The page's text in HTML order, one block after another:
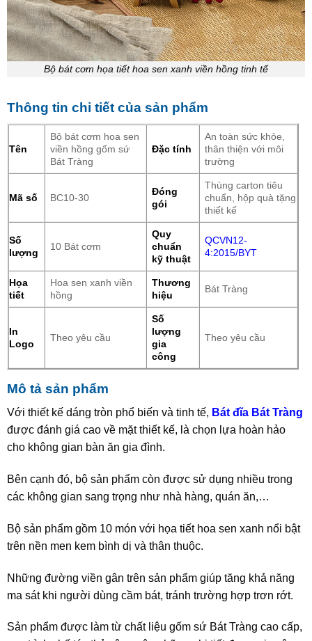
Bộ bát cơm họa tiết hoa sen xanh viền hồng tinh tế
Thông tin chi tiết của sản phẩm
Tên
Bộ bát cơm hoa sen
viền hồng gốm sứ
Bát Tràng
Đặc tính
An toàn sức khỏe,
thân thiện với môi
trường
Mã số BC10-30
Đóng
gói
Thùng carton tiêu
chuẩn, hộp quà tặng
thiết kế
Số
lượng
10 Bát cơm
Quy
chuẩn
kỹ thuật
QCVN12-
4:2015/BYT
Họa
tiết
Hoa sen xanh viền
hồng
Thương
hiệu
Bát Tràng
In
Logo
Theo yêu cầu
Số
lượng
gia
công
Theo yêu cầu
Mô tả sản phẩm
Với thiết kế dáng tròn phổ biến và tinh tế, Bát đĩa Bát Tràng
được đánh giá cao về mặt thiết kế, là chọn lựa hoàn hảo
cho không gian bàn ăn gia đình.
Bên cạnh đó, bộ sản phẩm còn được sử dụng nhiều trong
các không gian sang trọng như nhà hàng, quán ăn,…
Bộ sản phẩm gồm 10 món với họa tiết hoa sen xanh nổi bật
trên nền men kem bình dị và thân thuộc.
Những đường viền gân trên sản phẩm giúp tăng khả năng
ma sát khi người dùng cầm bát, tránh trường hợp trơn rớt.
Sản phẩm được làm từ chất liệu gốm sứ Bát Tràng cao cấp,